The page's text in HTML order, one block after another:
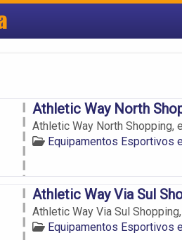
Athletic Way North
Athletic Way North
Equipamentos Esportivos
Athletic Way Via Sul
Athletic Way Via Sul
Equipamentos Esportivos